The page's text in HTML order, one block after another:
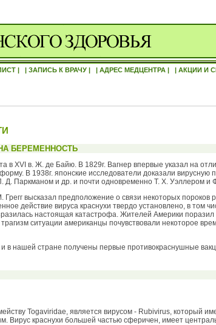
| | ЗАПИСЬ К ВРАЧУ | | АДРЕС МЕДЦЕНТРА | | АКЦИИ И
БЕРЕМЕННОСТЬ
в XVI в. Ж. де Байю. В 1829г. Вагнер впервые указал на
В 1938г. японские исследователи доказали
Д. Паркманом и др. и почти одновременно Т. Х. Уэллером и
Грегг высказал предположение о связи некоторых
действие вируса краснухи твердо установлено, в том
настоящая катастрофа. Жителей Америки
ситуации американцы почувствовали некоторое
в нашей стране получены первые противокраснушные
Togaviridae, является вирусом - Rubivirus, который
Вирус краснухи большей частью сферичен, имеет